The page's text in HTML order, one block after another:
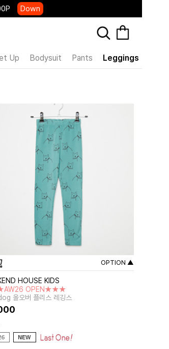
오더(~8/10) Click
Up Bodysuit Pants Leggings
OPTION ▲
HOUSE KIDS
OPEN★★★
올오버 플리스 레깅스